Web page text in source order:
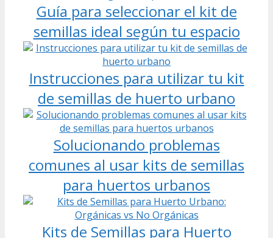
Guía para seleccionar el kit de
semillas ideal según tu espacio
Instrucciones para utilizar tu kit
de semillas de huerto urbano
Solucionando problemas
comunes al usar kits de semillas
para huertos urbanos
Kits de Semillas para Huerto